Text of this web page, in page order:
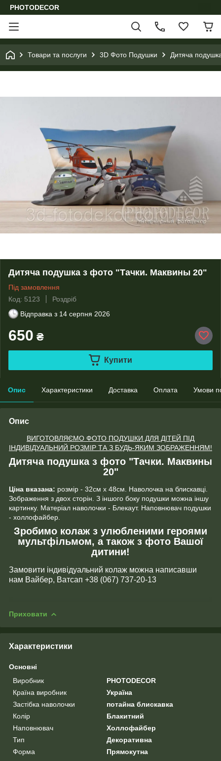
PHOTODECOR
Товари та послуги 3D Фото Подушки Дитяча
Дитяча подушка з фото "Тачки. Маквины 20"
Під замовлення
Код: 5123
Роздріб
Відправка з 14 серпня 2026
650 ₴
Купити
Опис Характеристики Доставка Оплата Умови
Опис
ВИГОТОВЛЯЄМО ФОТО ПОДУШКИ ДЛЯ ДІТЕЙ ПІД
ІНДИВІДУАЛЬНИЙ РОЗМІР ТА З БУДЬ-ЯКИМ ЗОБРАЖЕННЯМ!
Дитяча подушка з фото "Тачки. Маквины
20"
Ціна вказана: розмір - 32см х 48см. Наволочка на блискавці.
Зображення з двох сторін. З іншого боку подушки можна іншу
картинку. Матеріал наволочки - Блекаут. Наповнювач подушки
- холлофайбер.
Зробимо колаж з улюбленими героями
мультфільмом, а також з фото Вашої
дитини!
Замовити індивідуальний колаж можна написавши
нам Вайбер, Ватсап +38 (067) 737-20-13
Приховати
Характеристики
Основні
Виробник
PHOTODECOR
Країна виробник
Україна
Застібка наволочки
потайна блискавка
Колір
Блакитний
Наповнювач
Холлофайбер
Тип
Декоративна
Форма
Прямокутна